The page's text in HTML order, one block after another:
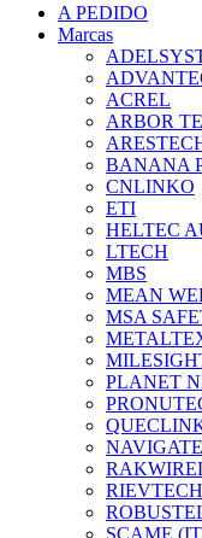
A PEDIDO
Marcas
ACREL
ARBOR
BANANA
CNLINKO
ETI
HELTEC
LTECH
MBS
MEAN
MSA
PLANET
RIEVTECH
SCAME